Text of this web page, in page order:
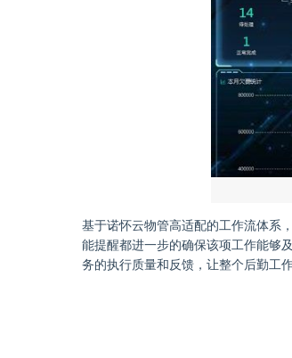
基于诺怀云物管高适配的工作流体系
能提醒都进一步的确保该项工作能够
务的执行质量和反馈，让整个后勤工